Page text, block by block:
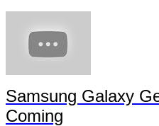
Samsung Galaxy
Coming